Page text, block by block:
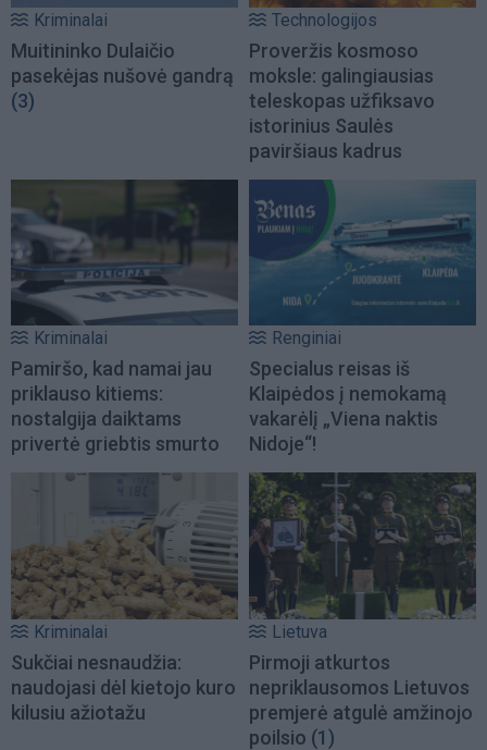
Kriminalai
Muitininko Dulaičio
pasekėjas nušovė gandrą
(3)
Technologijos
Proveržis kosmoso
moksle: galingiausias
teleskopas užfiksavo
istorinius Saulės
paviršiaus kadrus
Kriminalai
Pamiršo, kad namai jau
priklauso kitiems:
nostalgija daiktams
privertė griebtis smurto
Renginiai
Specialus reisas iš
Klaipėdos į nemokamą
vakarėlį „Viena naktis
Nidoje“!
Kriminalai
Sukčiai nesnaudžia:
naudojasi dėl kietojo kuro
kilusiu ažiotažu
Lietuva
Pirmoji atkurtos
nepriklausomos Lietuvos
premjerė atgulė amžinojo
poilsio (1)